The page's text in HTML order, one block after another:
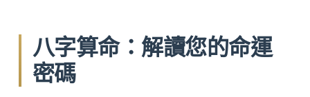
八字算命：解讀您的命運
密碼